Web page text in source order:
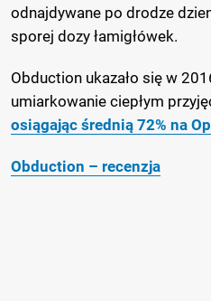
odnajdywane po drodze
sporej dozy łamigłówek.
Obduction ukazało się w
umiarkowanie ciepłym
osiągając średnią 72% na
Obduction – recenzja